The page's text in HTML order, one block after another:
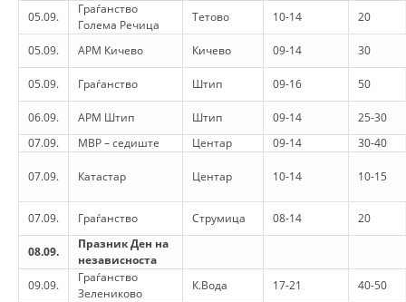
CONTACT INFO
MEMBERSHIP IN PROFESSIONAL STRUCTURES
LAW OF MACEDONIAN RED CROSS
ORGANIZATIONAL DEVELOPMENT
05.09.
Граѓанство
Голема Речица
Тетово 10-14 20
05.09. АРМ Кичево Кичево 09-14 30
05.09. Граѓанство Штип 09-16 50
06.09. АРМ Штип Штип 09-14
25-30
07.09.
МВР – седиште Центар 09-14 30-40
07.09. Катастар Центар 10-14 10-15
07.09. Граѓанство Струмица 08-14 20
08.09.
Празник Ден на
независноста
09.09.
Граѓанство
Зелениково
К.Вода 17-21
40-50